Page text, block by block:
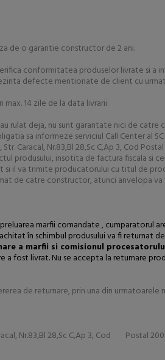
de o garantie constructor de 2 ani.
conformitatea produselor livrate si a
defecte mentionate de client cu
14 zile de la data livrarii
rulat deja, nu sunt garantate nici de
sa informeze serviciul Call Center al
Caracal, Nr.83,Bl 28,Sc C,Ap 3, Cod
produsului, insotita de factura fiscala si
il va trimite producatorului cu titul de
de catre constructor, atunci anvelopa va
marfii comandate , cumparatorul
în schimbul produsului va fi returnat
a marfii si comisionul
a fost livrat. Nu se accepta la returnare
de returnare, prin una din urmatoarele
Nr.83,Bl 28,Sc C,Ap 3, Cod Postal